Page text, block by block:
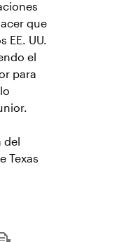
que
EE. UU.
el
para
del
Texas